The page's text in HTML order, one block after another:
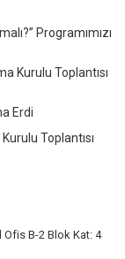
Programımızı
Kurulu Toplantısı
Erdi
Toplantısı
B-2 Blok Kat: 4